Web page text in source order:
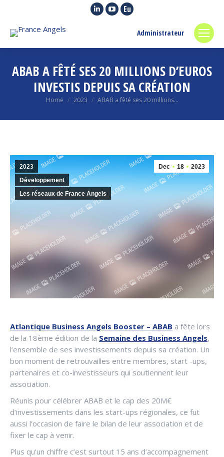
Linkedin
in
window
YouTube
in
window
Euroquity
opens
in
window
Administrateur
ABAB A FÊTÉ SES 20 MILLIONS D’EUROS
INVESTIS DEPUIS SA CRÉATION
You are here:
Home 2023 ABAB a fêté ses 20 millions…
Dec 18 2023
2023
Développement
Les réseaux de France Angels
Atlantique Business Angels Booster – ABAB a fête lors
de la 18ème édition de la Semaine des Business Angels,
l’ensemble de ses investissements depuis sa création. Un
bon moment de retrouvailles entre membres, start -ups,
partenaires et co-investisseurs qui soutiennent leur
association.
Réunis pour célébrer ABAB et le cap des 20M€
d’investissements dans les start-ups régionales, ce fut
aussi l’occasion de faire le bilan de leur association et de
fixer le cap à venir.
Plus qu’un chiffre c’est surtout 15 ans d’accompagnement